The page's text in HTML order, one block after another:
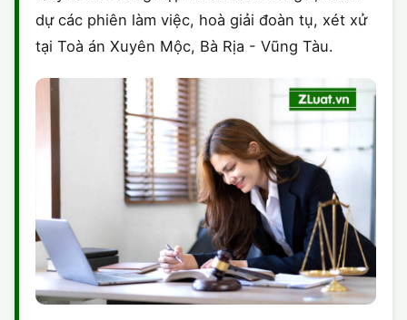
dự các phiên làm việc, hoà giải đoàn tụ, xét xử
tại Toà án Xuyên Mộc, Bà Rịa - Vũng Tàu.